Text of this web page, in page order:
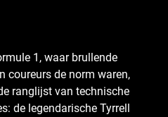
1, waar brullende
coureurs de norm waren,
ranglijst van technische
de legendarische Tyrrell